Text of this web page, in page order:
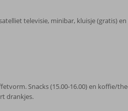
televisie, minibar, kluisje (gratis)
Snacks (15.00-16.00) en koffie/
drankjes.